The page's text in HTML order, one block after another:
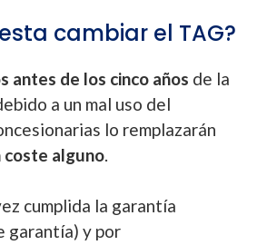
cambiar el TAG?
antes de los cinco años de la
a un mal uso del
lo remplazarán
coste alguno
cumplida la garantía
garantía) y por